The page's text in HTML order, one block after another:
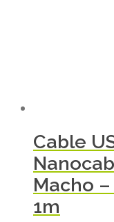
Cable
Macho
1m